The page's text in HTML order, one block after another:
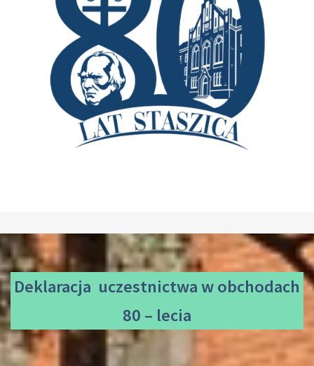
Deklaracja uczestnictwaw obchodach
80 – lecia